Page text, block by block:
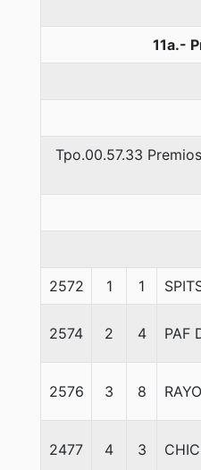
11a.-
Tpo.00.57.33
2572 1 1
2574 2 4 PAF
2576 3 8
2477 4 3